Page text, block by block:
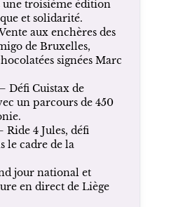
une troisième édition
et solidarité.
aux enchères des
de Bruxelles,
signées Marc
Défi Cuistax de
un parcours de 450
4 Jules, défi
le cadre de la
jour national et
en direct de Liège